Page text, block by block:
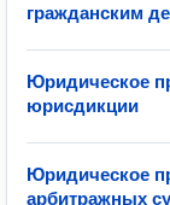
гражданским
Юридическое
юрисдикции
Юридическое
арбитражных